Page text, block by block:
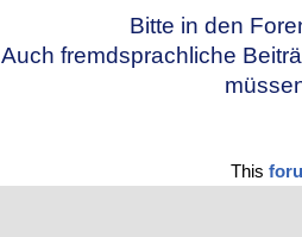
Bitte in den
Auch fremdsprachliche
This